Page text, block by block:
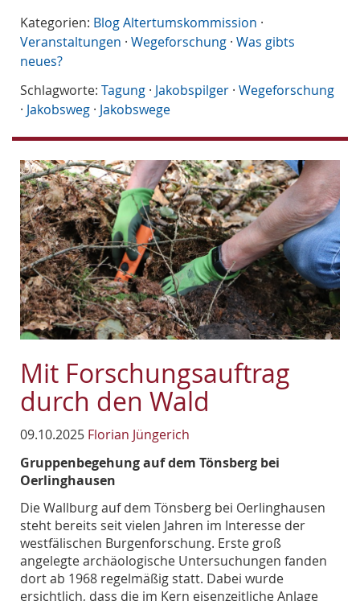
Kategorien: Blog Altertumskommission ·
Veranstaltungen · Wegeforschung · Was gibts
neues?
Schlagworte: Tagung · Jakobspilger · Wegeforschung
· Jakobsweg · Jakobswege
Mit Forschungsauftrag
durch den Wald
09.10.2025 Florian Jüngerich
Gruppenbegehung auf dem Tönsberg bei
Oerlinghausen
Die Wallburg auf dem Tönsberg bei Oerlinghausen
steht bereits seit vielen Jahren im Interesse der
westfälischen Burgenforschung. Erste groß
angelegte archäologische Untersuchungen fanden
dort ab 1968 regelmäßig statt. Dabei wurde
ersichtlich, dass die im Kern eisenzeitliche Anlage